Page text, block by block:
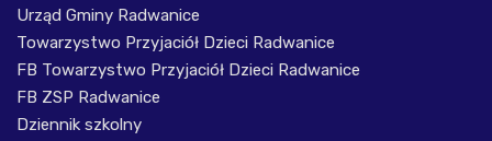
Urząd Gminy Radwanice
Towarzystwo Przyjaciół Dzieci Radwanice
FB Towarzystwo Przyjaciół Dzieci Radwanice
FB ZSP Radwanice
Dziennik szkolny